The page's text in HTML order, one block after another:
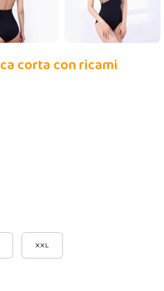
corta con ricami
XXL